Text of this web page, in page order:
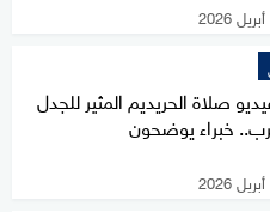
صلاة الحريديم المثير للجدل
خبراء يوضحون